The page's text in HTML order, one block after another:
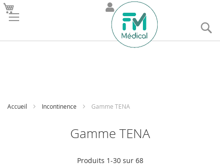
Accueil Incontinence Gamme TENA
Gamme TENA
Produits 1-30sur 68